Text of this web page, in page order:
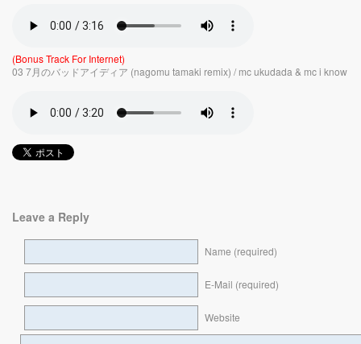
(Bonus Track For Internet)
03 7月のバッドアイディア (nagomu tamaki remix) / mc ukudada & mc i know
Leave a Reply
Name (required)
E-Mail (required)
Website